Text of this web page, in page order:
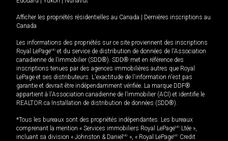
Afficher les propriétés résidentielles au Canada | Dernières inscriptions au
Canada
Les informations des propriétés sur ce site proviennent des inscriptions
Royal LePageMD et du service de distribution de données de l'Association
canadienne de l’immobilier (SDD®). SDD® met en référence des
inscriptions tenues par des agences immobilières autres que Royal
LePage et ses distributeurs. L'exactitude de l'information n'est pas
garantie et devrait être indépendamment vérifiée. La marque DDF®
appartient à l'Association canadienne de l’immobilier (ACI) et identifie le
REALTOR.ca Installation de distribution de données (SDD®).
*Tous les bureaux sont des propriétés indépendantes. Les bureaux
comprenant la mention « Services immobiliers Royal LePageMD Ltée »,
incluant sa division « Johnston & Daniel MD », « Royal LePageMD Credit